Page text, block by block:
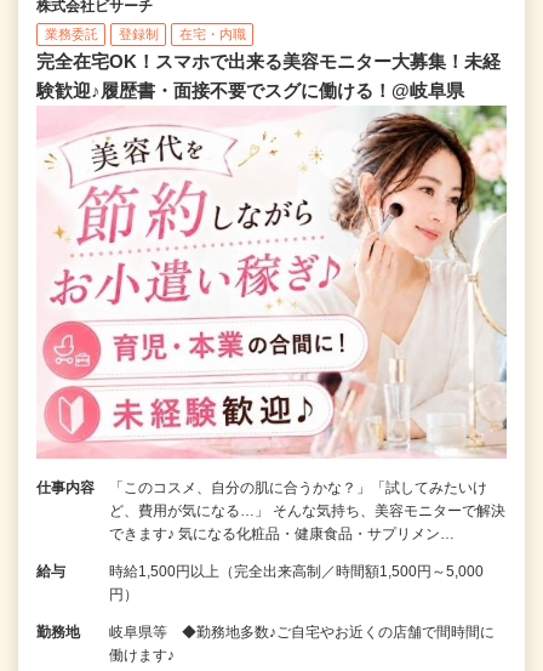
株式会社ビサーチ
業務委託 登録制 在宅・内職
完全在宅OK！スマホで出来る美容モニター大募集！未経
験歓迎♪履歴書・面接不要でスグに働ける！@岐阜県
仕事内容
「このコスメ、自分の肌に合うかな？」「試してみたいけ
ど、費用が気になる…」 そんな気持ち、美容モニターで解決
できます♪ 気になる化粧品・健康食品・サプリメン…
給与
時給1,500円以上（完全出来高制／時間額1,500円～5,000
円）
勤務地
岐阜県等 ◆勤務地多数♪ご自宅やお近くの店舗で間時間に
働けます♪